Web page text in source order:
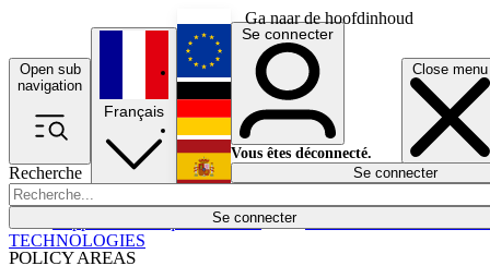
Ga naar de hoofdinhoud
Open sub
navigation
Close menu
Recherche
Se connecter
POLICY AREAS
Économie
Français
English
Deutsch
Español
Se connecter
Vous êtes déconnecté.
Se connecter
TECHNOLOGIES